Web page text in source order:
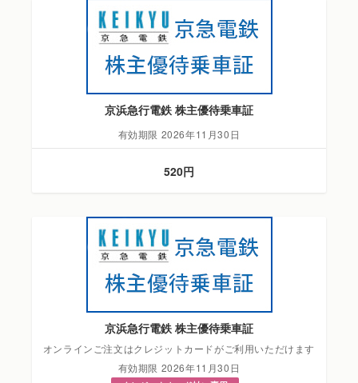
京浜急行電鉄 株主優待乗車証
有効期限 2026年11月30日
520円
京浜急行電鉄 株主優待乗車証
オンラインご注文はクレジットカードがご利用いただけます
有効期限 2026年11月30日